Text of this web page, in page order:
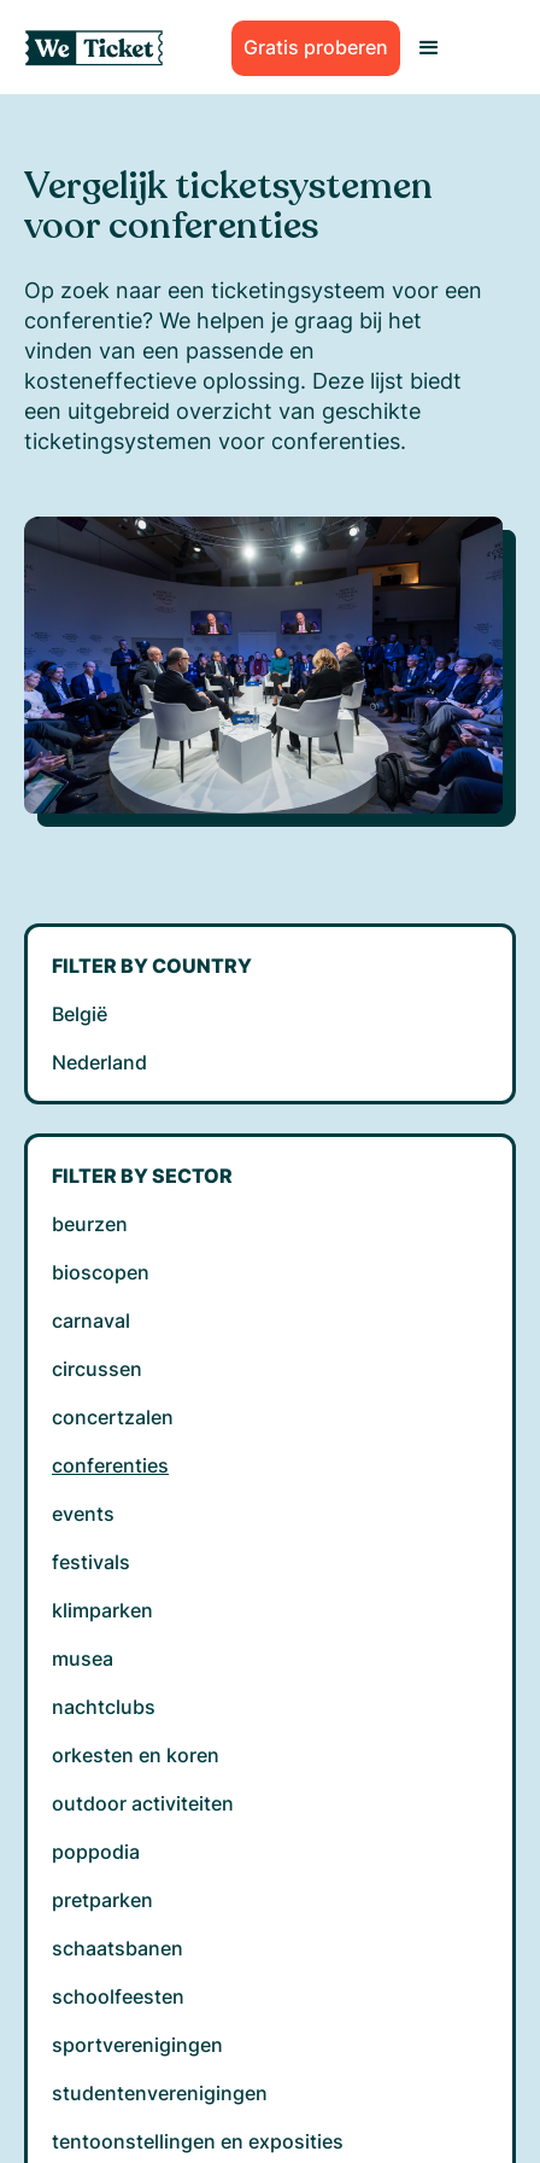
Gratis proberen
Vergelijk ticketsystemen
voor conferenties
Op zoek naar een ticketingsysteem voor een
conferentie? We helpen je graag bij het
vinden van een passende en
kosteneffectieve oplossing. Deze lijst biedt
een uitgebreid overzicht van geschikte
ticketingsystemen voor conferenties.
FILTER BY COUNTRY
België
Nederland
FILTER BY SECTOR
beurzen
bioscopen
carnaval
circussen
concertzalen
conferenties
events
festivals
klimparken
musea
nachtclubs
orkesten en koren
outdoor activiteiten
poppodia
pretparken
schaatsbanen
schoolfeesten
sportverenigingen
studentenverenigingen
tentoonstellingen en exposities